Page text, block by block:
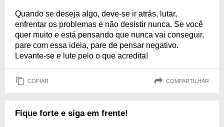
Quando se deseja algo, deve-se ir atrás, lutar,
enfrentar os problemas e não desistir nunca. Se você
quer muito e está pensando que nunca vai conseguir,
pare com essa ideia, pare de pensar negativo.
Levante-se e lute pelo o que acredita!
COPIAR COMPARTILHAR
Fique forte e siga em frente!